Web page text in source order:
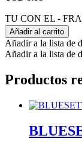
TU CON EL -
Añadir al carrito
Añadir a la lista de
Añadir a la lista de
Productos